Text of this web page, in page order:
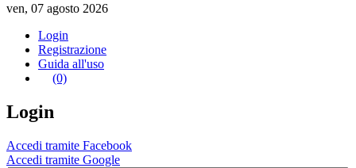
ven, 07 agosto 2026
Login
Registrazione
Guida all'uso
(0)
Login
Accedi tramite Facebook
Accedi tramite Google